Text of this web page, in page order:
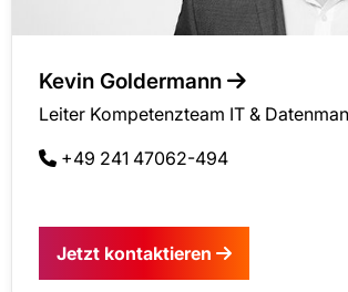
Kevin Goldermann
Leiter Kompetenzteam IT &
+49 241 47062-494
Jetzt kontaktieren